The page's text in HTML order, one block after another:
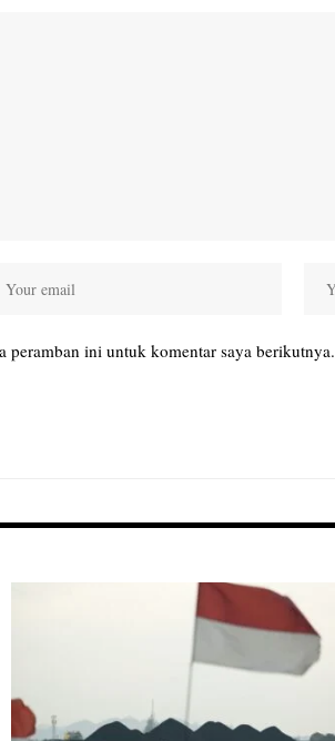
peramban ini untuk komentar saya berikutnya.